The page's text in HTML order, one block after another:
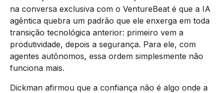
na conversa exclusiva com o VentureBeat é que a IA
agêntica quebra um padrão que ele enxerga em toda
transição tecnológica anterior: primeiro vem a
produtividade, depois a segurança. Para ele, com
agentes autônomos, essa ordem simplesmente não
funciona mais.
Dickman afirmou que a confiança não é algo onde a